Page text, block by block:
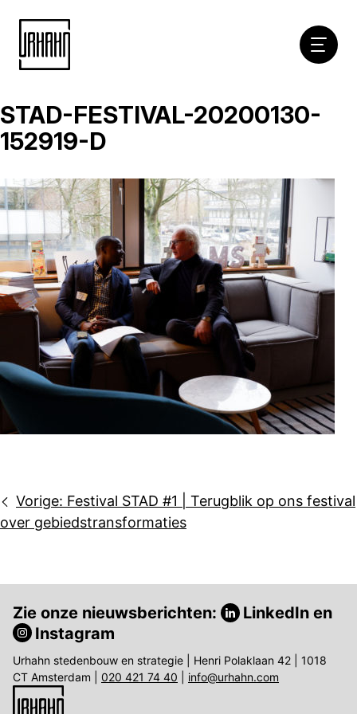
Naar
inhoud
STAD-FESTIVAL-20200130-
152919-D
Bericht
navigatie
Vorige: Festival STAD #1 | Terugblik op ons festival
over gebiedstransformaties
Zie onze nieuwsberichten: LinkedIn en
Instagram
Urhahn stedenbouw en strategie | Henri Polaklaan 42 | 1018
CT Amsterdam | 020 421 74 40 info@urhahn.com